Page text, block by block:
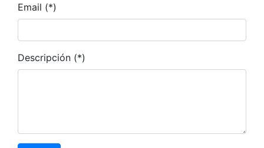
Email (*)
Descripción (*)